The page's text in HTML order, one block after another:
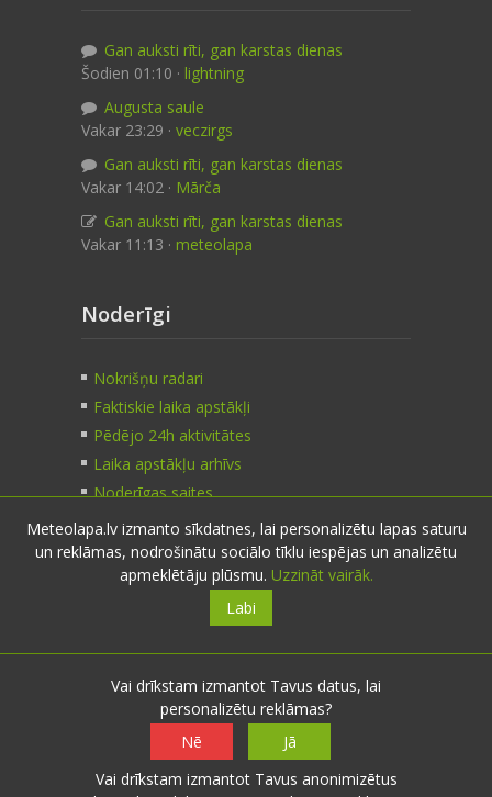
Gan auksti rīti, gan karstas dienas
Šodien 01:10 · lightning
Augusta saule
Vakar 23:29 · veczirgs
Gan auksti rīti, gan karstas dienas
Vakar 14:02 · Mārča
Gan auksti rīti, gan karstas dienas
Vakar 11:13 · meteolapa
Noderīgi
Nokrišņu radari
Faktiskie laika apstākļi
Pēdējo 24h aktivitātes
Laika apstākļu arhīvs
Noderīgas saites
Kontakti
nosūti ziņu
Seko mums
Meteolapa.lv izmanto sīkdatnes, lai personalizētu lapas saturu
un reklāmas, nodrošinātu sociālo tīklu iespējas un analizētu
apmeklētāju plūsmu. Uzzināt vairāk.
Labi
Vai drīkstam izmantot Tavus datus, lai
personalizētu reklāmas?
Nē
Jā
Vai drīkstam izmantot Tavus anonimizētus